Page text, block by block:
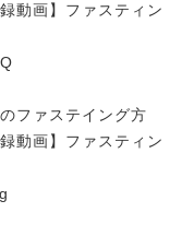
動画】ファスティン
ファステイング方
動画】ファスティン